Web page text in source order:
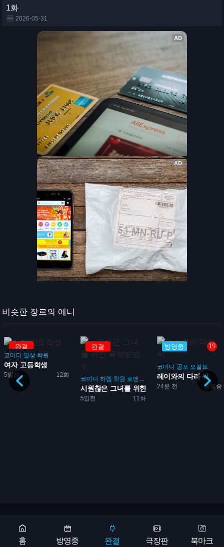
1화
2026-05-31
비슷한 장르의 애니
완결
코미디 로맨스 게임
시원찮은 그녀를 위한 육성방...
방영중
24분 전 방영중
레이와의 다라 씨
방영중
Copyright 2026 © 애니어바웃, aniabout.com. All Rights Reserved
홈 방영중 완결 극장판 북마크